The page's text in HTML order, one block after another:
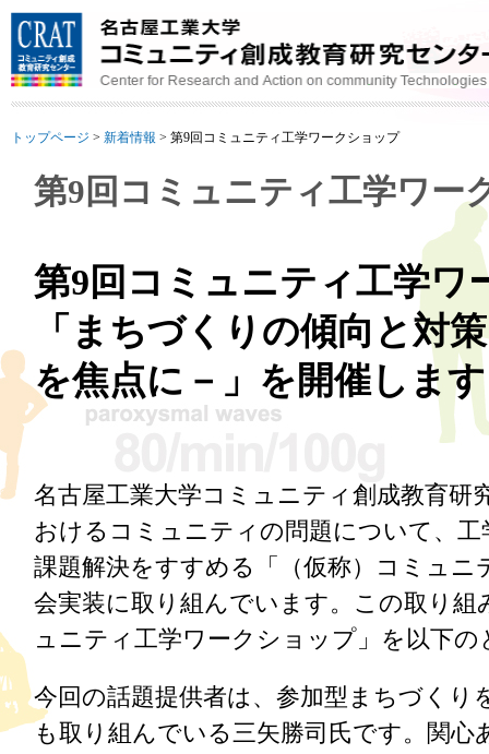
トップページ > 新着情報 > 第9回コミュニティ工学ワークショップ
第9回コミュニティ工学ワー
第9回コミュニティ工学ワ
「まちづくりの傾向と対
を焦点に－」を開催します
名古屋工業大学コミュニティ創成教育研
おけるコミュニティの問題について、
課題解決をすすめる「（仮称）コミュニ
会実装に取り組んでいます。この取り組
ュニティ工学ワークショップ」を以下
今回の話題提供者は、参加型まちづくり
も取り組んでいる三矢勝司氏です。関心